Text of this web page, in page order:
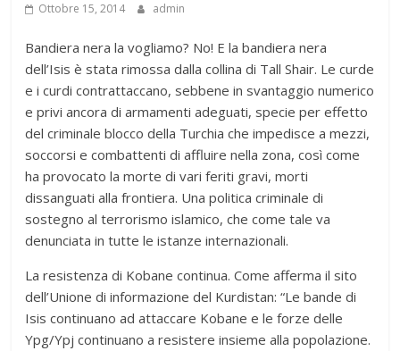
Ottobre 15, 2014 admin
Bandiera nera la vogliamo? No! E la bandiera nera
dell’Isis è stata rimossa dalla collina di Tall Shair. Le curde
e i curdi contrattaccano, sebbene in svantaggio numerico
e privi ancora di armamenti adeguati, specie per effetto
del criminale blocco della Turchia che impedisce a mezzi,
soccorsi e combattenti di affluire nella zona, così come
ha provocato la morte di vari feriti gravi, morti
dissanguati alla frontiera. Una politica criminale di
sostegno al terrorismo islamico, che come tale va
denunciata in tutte le istanze internazionali.
La resistenza di Kobane continua. Come afferma il sito
dell’Unione di informazione del Kurdistan: “Le bande di
Isis continuano ad attaccare Kobane e le forze delle
Ypg/Ypj continuano a resistere insieme alla popolazione.